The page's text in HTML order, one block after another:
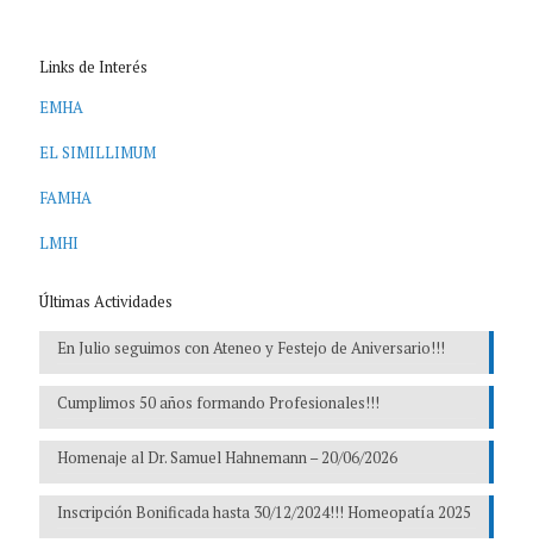
Links de Interés
EMHA
EL SIMILLIMUM
FAMHA
LMHI
Últimas Actividades
En Julio seguimos con Ateneo y Festejo de Aniversario!!!
Cumplimos 50 años formando Profesionales!!!
Homenaje al Dr. Samuel Hahnemann – 20/06/2026
Inscripción Bonificada hasta 30/12/2024!!! Homeopatía 2025